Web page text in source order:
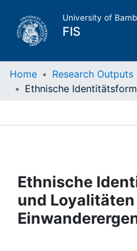
University of
FIS
Home
Projects
People
Home Research Outputs
Ethnische
und